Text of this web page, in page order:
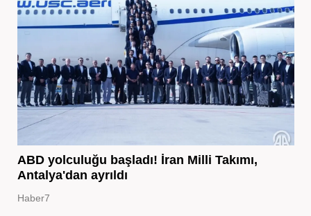
ABD yolculuğu başladı! İran Milli Takımı,
Antalya'dan ayrıldı
Haber7